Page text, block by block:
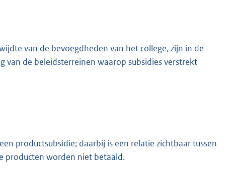
van de bevoegdheden van het college, zijn in de
de beleidsterreinen waarop subsidies verstrekt
productsubsidie; daarbij is een relatie zichtbaar tussen
producten worden niet betaald.